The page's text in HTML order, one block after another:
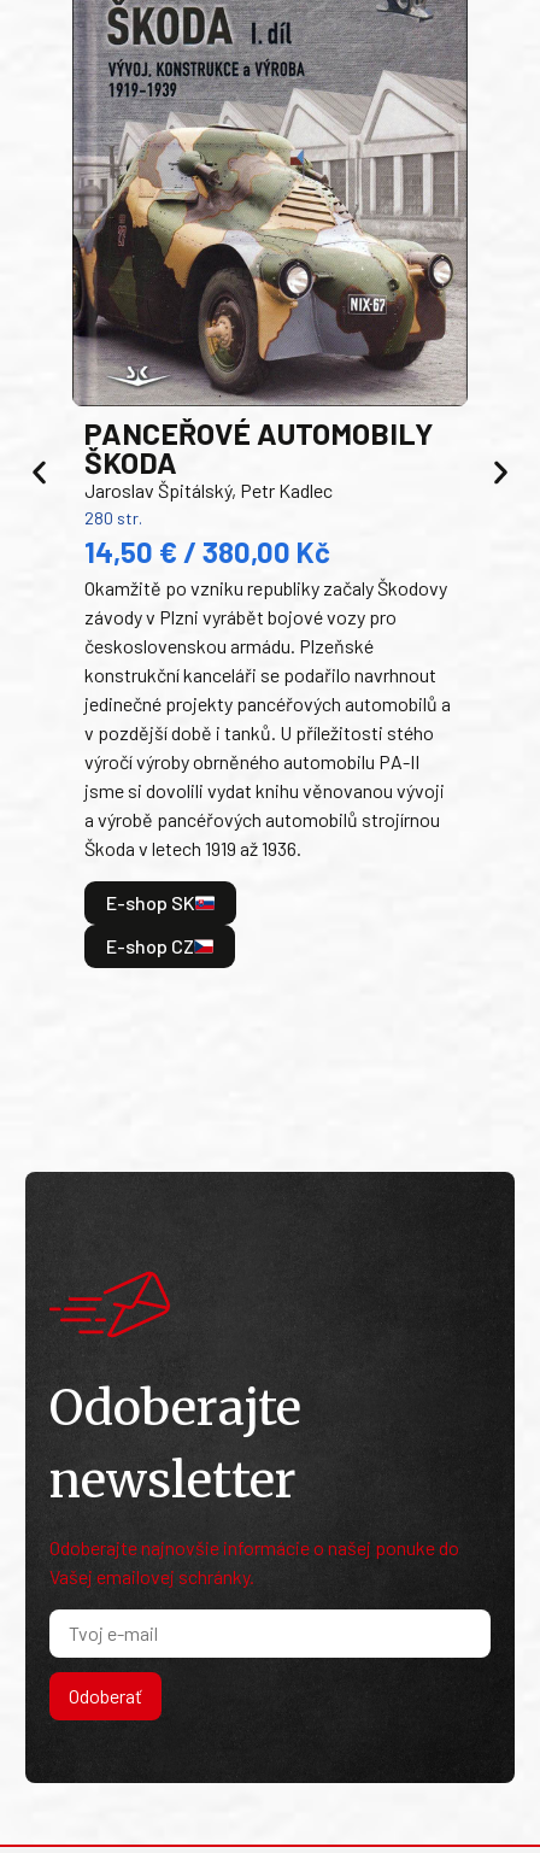
PANCEŘOVÉ AUTOMOBILY
ŠKODA
Jaroslav Špitálský, Petr Kadlec
280 str.
14,50 € / 380,00 Kč
Okamžitě po vzniku republiky začaly Škodovy
závody v Plzni vyrábět bojové vozy pro
československou armádu. Plzeňské
konstrukční kanceláři se podařilo navrhnout
jedinečné projekty pancéřových automobilů a
v pozdější době i tanků. U příležitosti stého
výročí výroby obrněného automobilu PA-II
jsme si dovolili vydat knihu věnovanou vývoji
a výrobě pancéřových automobilů strojírnou
Škoda v letech 1919 až 1936.
E-shop SK
E-shop CZ
Odoberajte
newsletter
Odoberajte najnovšie informácie o našej ponuke do
Vašej emailovej schránky.
Odoberať